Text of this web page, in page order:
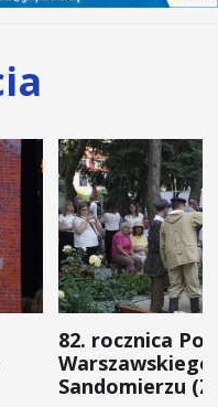
82. rocznica
Warszawskiego
Sandomierzu